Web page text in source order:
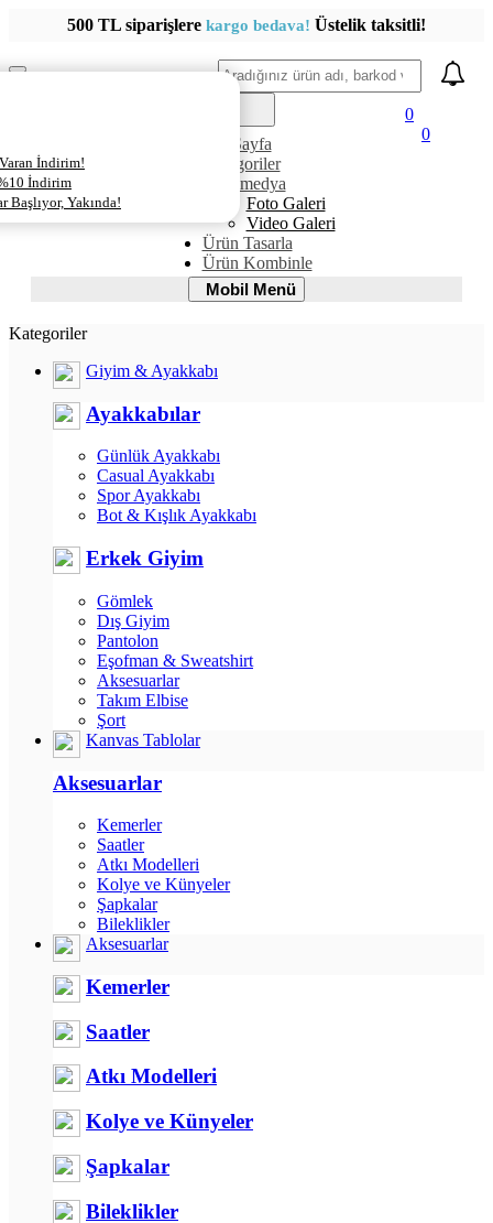
500 TL siparişlere kargo bedava! Üstelik taksitli!
Mobil
Ara
İndirim!
İndirim
Başlıyor, Yakında!
0
0
AnaSayfa
Kategoriler
Multimedya
Foto Galeri
Video Galeri
Ürün Tasarla
Ürün Kombinle
Mobil
Menü
Mobil Menü
Kategoriler
Giyim & Ayakkabı
Ayakkabılar
Günlük Ayakkabı
Casual Ayakkabı
Spor Ayakkabı
Bot & Kışlık Ayakkabı
Erkek Giyim
Gömlek
Dış Giyim
Pantolon
Eşofman & Sweatshirt
Aksesuarlar
Takım Elbise
Şort
Kanvas Tablolar
Aksesuarlar
Kemerler
Saatler
Atkı Modelleri
Kolye ve Künyeler
Şapkalar
Bileklikler
Aksesuarlar
Kemerler
Saatler
Atkı Modelleri
Kolye ve Künyeler
Şapkalar
Bileklikler